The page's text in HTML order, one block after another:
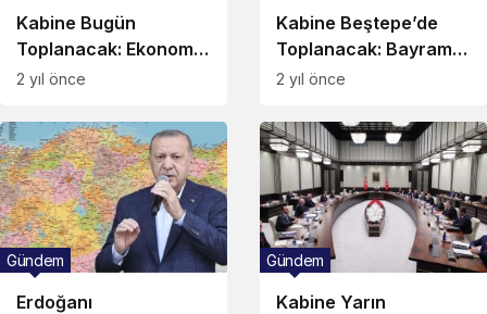
Kabine Bugün
Toplanacak: Ekonomi
Başlıkları Gündemde
2 yıl önce
Kabine Beştepe’de
Toplanacak: Bayram
Tatili 9 Gün Olacak
2 yıl önce
Erdoğanı
Gündem
Kabine Yarın
Gündem